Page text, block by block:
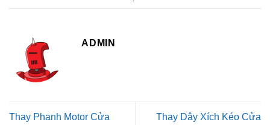
ADMIN
Thay Phanh Motor Cửa
Thay Dây Xích Kéo Cửa